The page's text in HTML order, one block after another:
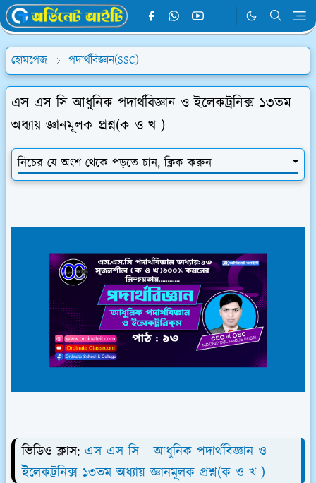
হোমপেজ পদার্থবিজ্ঞান(SSC)
এস এস সি আধুনিক পদার্থবিজ্ঞান ও ইলেকট্রনিক্স ১৩তম
অধ্যায় জ্ঞানমূলক প্রশ্ন(ক ও খ )
নিচের যে অংশ থেকে পড়তে চান, ক্লিক করুন
ভিডিও ক্লাস: এস এস সি আধুনিক পদার্থবিজ্ঞান ও
ইলেকট্রনিক্স ১৩তম অধ্যায় জ্ঞানমূলক প্রশ্ন(ক ও খ )